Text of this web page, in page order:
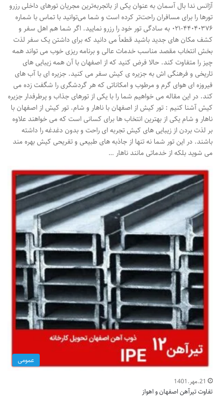
آژانس ندا بال آسمان به عنوان یکی از باتجربه‌ترین مجریان تورهای داخلی رزرو
تورها را برای مسافران راحت‌تر کرده است و شما می‌توانید با تماس با شماره
۴۴۰۴۰۳۷۶-۰۲۱ به سادگی تور خود را رزرو نمایید. اگر شما هم اهل سفر و
کشف مکان های جدید باشید قطعاً می دانید که برای داشتن یک سفر لذت
بخش انتخاب مقصد مناسب خدمات عالی و برنامه ریزی خوب می تواند همه
چیز را متفاوت کند. حالا فرض کنید که از اصفهان با آن همه زیبایی های
تاریخی و فرهنگی اش به جزیره ی کیش سفر می کنید. جزیره ای با آب های
فیروزه ای هوای گرم و مرطوب و امکاناتی که هر گردشگری را شگفت زده می
کند. در این مقاله می خواهیم شما را با یکی از تورهای جذاب و پرطرفدار جزیره
کیش آشنا کنیم : تور کیش از اصفهان با ناهار و شام. تور کیش از اصفهان با
ناهار و شام یکی از بهترین انتخاب ها برای کسانی است که می خواهند علاوه
بر لذت بردن از زیبایی های کیش تجربه ای راحت و بدون دغدغه را داشته
باشند. در این تور شما نه تنها از جاذبه های طبیعی و تفریحی کیش بهره مند
می شوید بلکه از خدماتی مانند ناهار …
عمومی
21.مهر.1401
تفاوت تیرآهن اصفهان و اهواز